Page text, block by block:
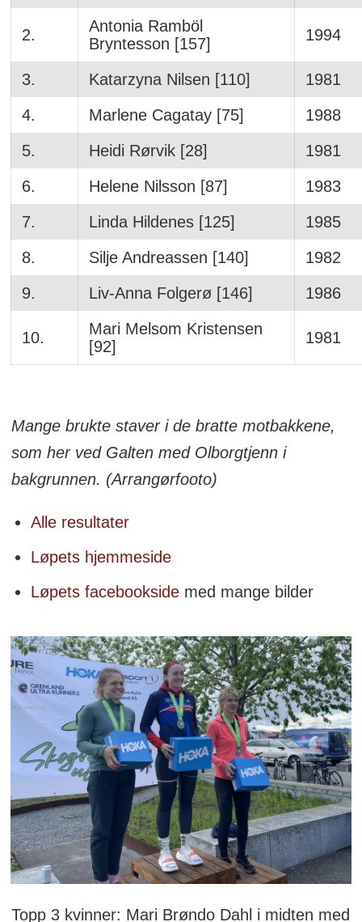
2.
Antonia Ramböl
Bryntesson [157]
1994
3. Katarzyna Nilsen [110]
1981
4.
Marlene Cagatay [75]
1988
5.
Heidi Rørvik [28]
1981
6.
Helene Nilsson [87]
1983
7.
Linda Hildenes [125]
1985
8.
Silje Andreassen [140]
1982
9.
Liv-Anna Folgerø [146] 1986
10.
Mari Melsom Kristensen
[92]
1981
Mange brukte staver i de bratte motbakkene,
som her ved Galten med Olborgtjenn i
bakgrunnen. (Arrangørfooto)
Alle resultater
Løpets hjemmeside
Løpets facebooksidemed mange bilder
Topp 3 kvinner: Mari Brøndo Dahl i midten med